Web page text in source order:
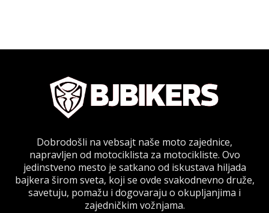
Dobrodošli na vebsajt naše moto zajednice,
napravljen od motociklista za motocikliste. Ovo
jedinstveno mesto je satkano od iskustava hiljada
bajkera širom sveta, koji se ovde svakodnevno druže,
savetuju, pomažu i dogovaraju o okupljanjima i
zajedničkim vožnjama.